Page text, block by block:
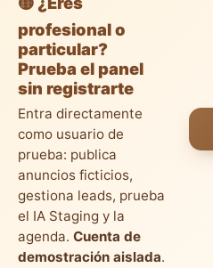
profesional o
particular?
Prueba el panel
sin registrarte
Entra directamente
como usuario de
prueba: publica
anuncios ficticios,
gestiona leads, prueba
el IA Staging y la
agenda. Cuenta de
demostración aislada.